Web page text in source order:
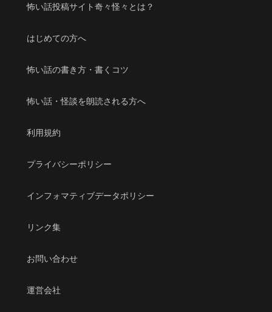
怖い話投稿サイト奇々怪々とは？
はじめての方へ
怖い話の書き方・書くコツ
怖い話・怪談を朗読される方へ
利用規約
プライバシーポリシー
インフォマティブデータポリシー
リンク集
お問い合わせ
運営会社